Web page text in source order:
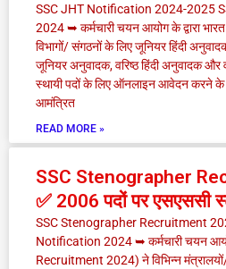
SSC JHT Notification 2024-2025
2024 ➥ कर्मचारी चयन आयोग के द्वारा
विभागों/ संगठनों के लिए जूनियर हिंदी
जूनियर अनुवादक, वरिष्ठ हिंदी अनुवादक
स्थायी पदों के लिए ऑनलाइन आवेदन करने के
आमंत्रित
READ MORE »
SSC Stenographer
✅ 2006 पदों पर एसएससी
SSC Stenographer Recruitment
Notification 2024 ➥ कर्मचारी चयन
Recruitment 2024) ने विभिन्न